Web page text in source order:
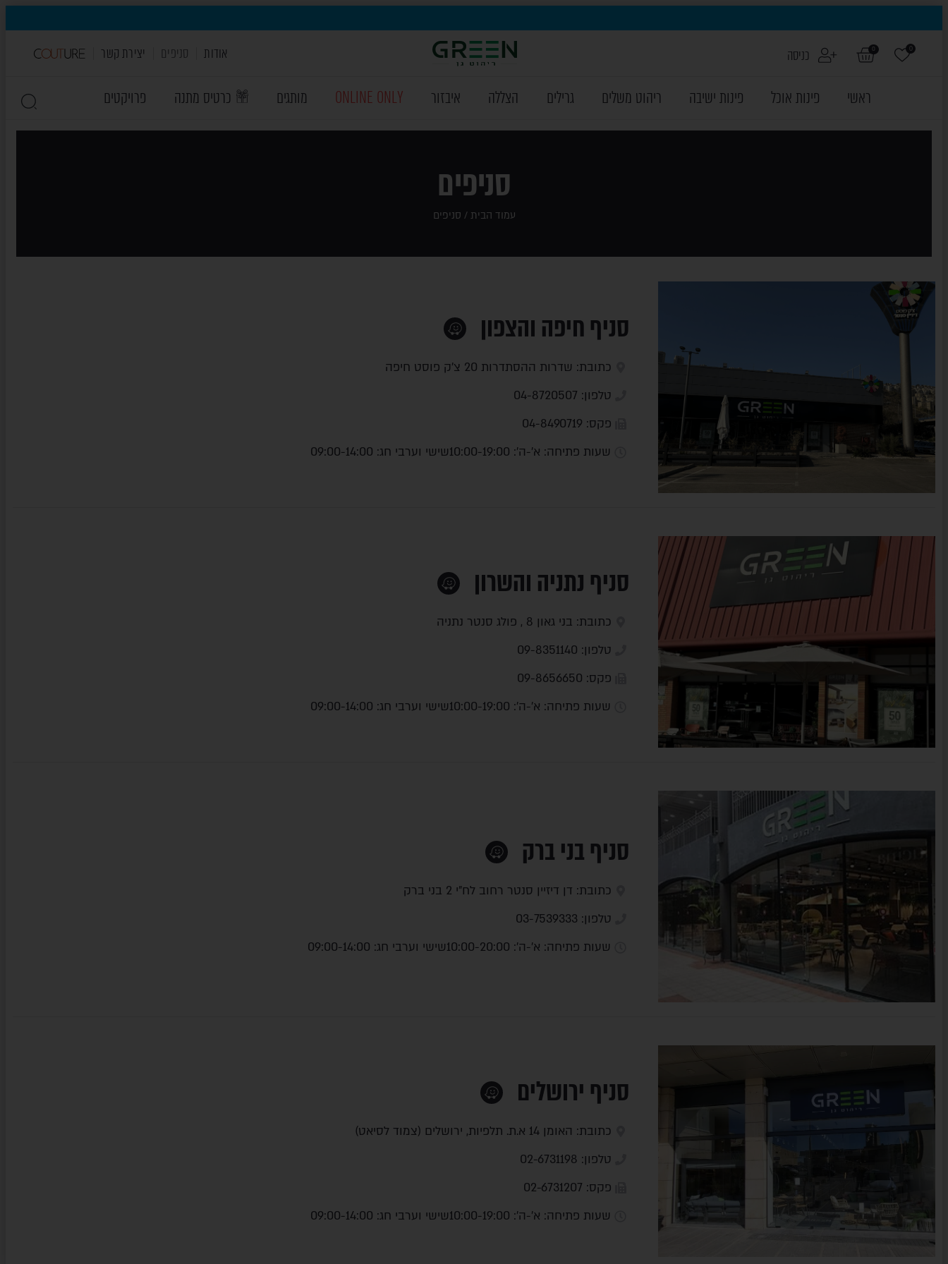
0
0 כניסה אודות סניפים יצירת קשר
ראשי פינות אוכל פינות ישיבה ריהוט משלים גרילים הצללה איבזור ONLINE ONLY מותגים כרטיס מתנה פרויקטים
סניפים
עמוד הבית / סניפים
סניף חיפה והצפון
כתובת: שדרות ההסתדרות 20 צ'ק פוסט חיפה
טלפון: 04-8720507
פקס: 04-8490719
שעות פתיחה: א'-ה': 10:00-19:00
שישי וערבי חג: 09:00-14:00
סניף נתניה והשרון
כתובת: בני גאון 8 , פולג סנטר נתניה
טלפון: 09-8351140
פקס: 09-8656650
שעות פתיחה: א'-ה': 10:00-19:00
שישי וערבי חג: 09:00-14:00
סניף בני ברק
כתובת: דן דיזיין סנטר רחוב לח"י 2 בני ברק
טלפון: 03-7539333
שעות פתיחה: א'-ה': 10:00-20:00
שישי וערבי חג: 09:00-14:00
סניף ירושלים
כתובת: האומן 14 א.ת. תלפיות, ירושלים (צמוד לסיאט)
טלפון: 02-6731198
פקס: 02-6731207
שעות פתיחה: א'-ה': 10:00-19:00
שישי וערבי חג: 09:00-14:00